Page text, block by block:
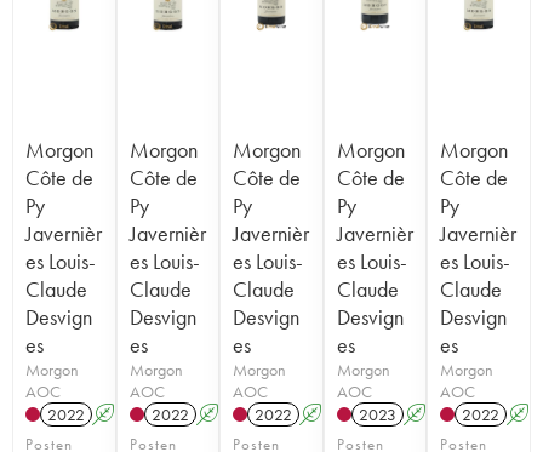
Morgon
Côte de
Py
Javernièr
es Louis-
Claude
Desvign
es
Morgon
AOC
2022 A
Posten
Morgon
Côte de
Py
Javernièr
es Louis-
Claude
Desvign
es
Morgon
AOC
2022 A
Posten
Morgon
Côte de
Py
Javernièr
es Louis-
Claude
Desvign
es
Morgon
AOC
2022 A
Posten
Morgon
Côte de
Py
Javernièr
es Louis-
Claude
Desvign
es
Morgon
AOC
2023 A
Posten
Morgon
Côte de
Py
Javernièr
es Louis-
Claude
Desvign
es
Morgon
AOC
2022 A
Posten